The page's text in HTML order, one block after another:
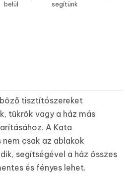
belül
segítünk
tisztítószereket
tükrök vagy a ház más
A Kata
csak az ablakok
segítségével a ház összes
és fényes lehet.